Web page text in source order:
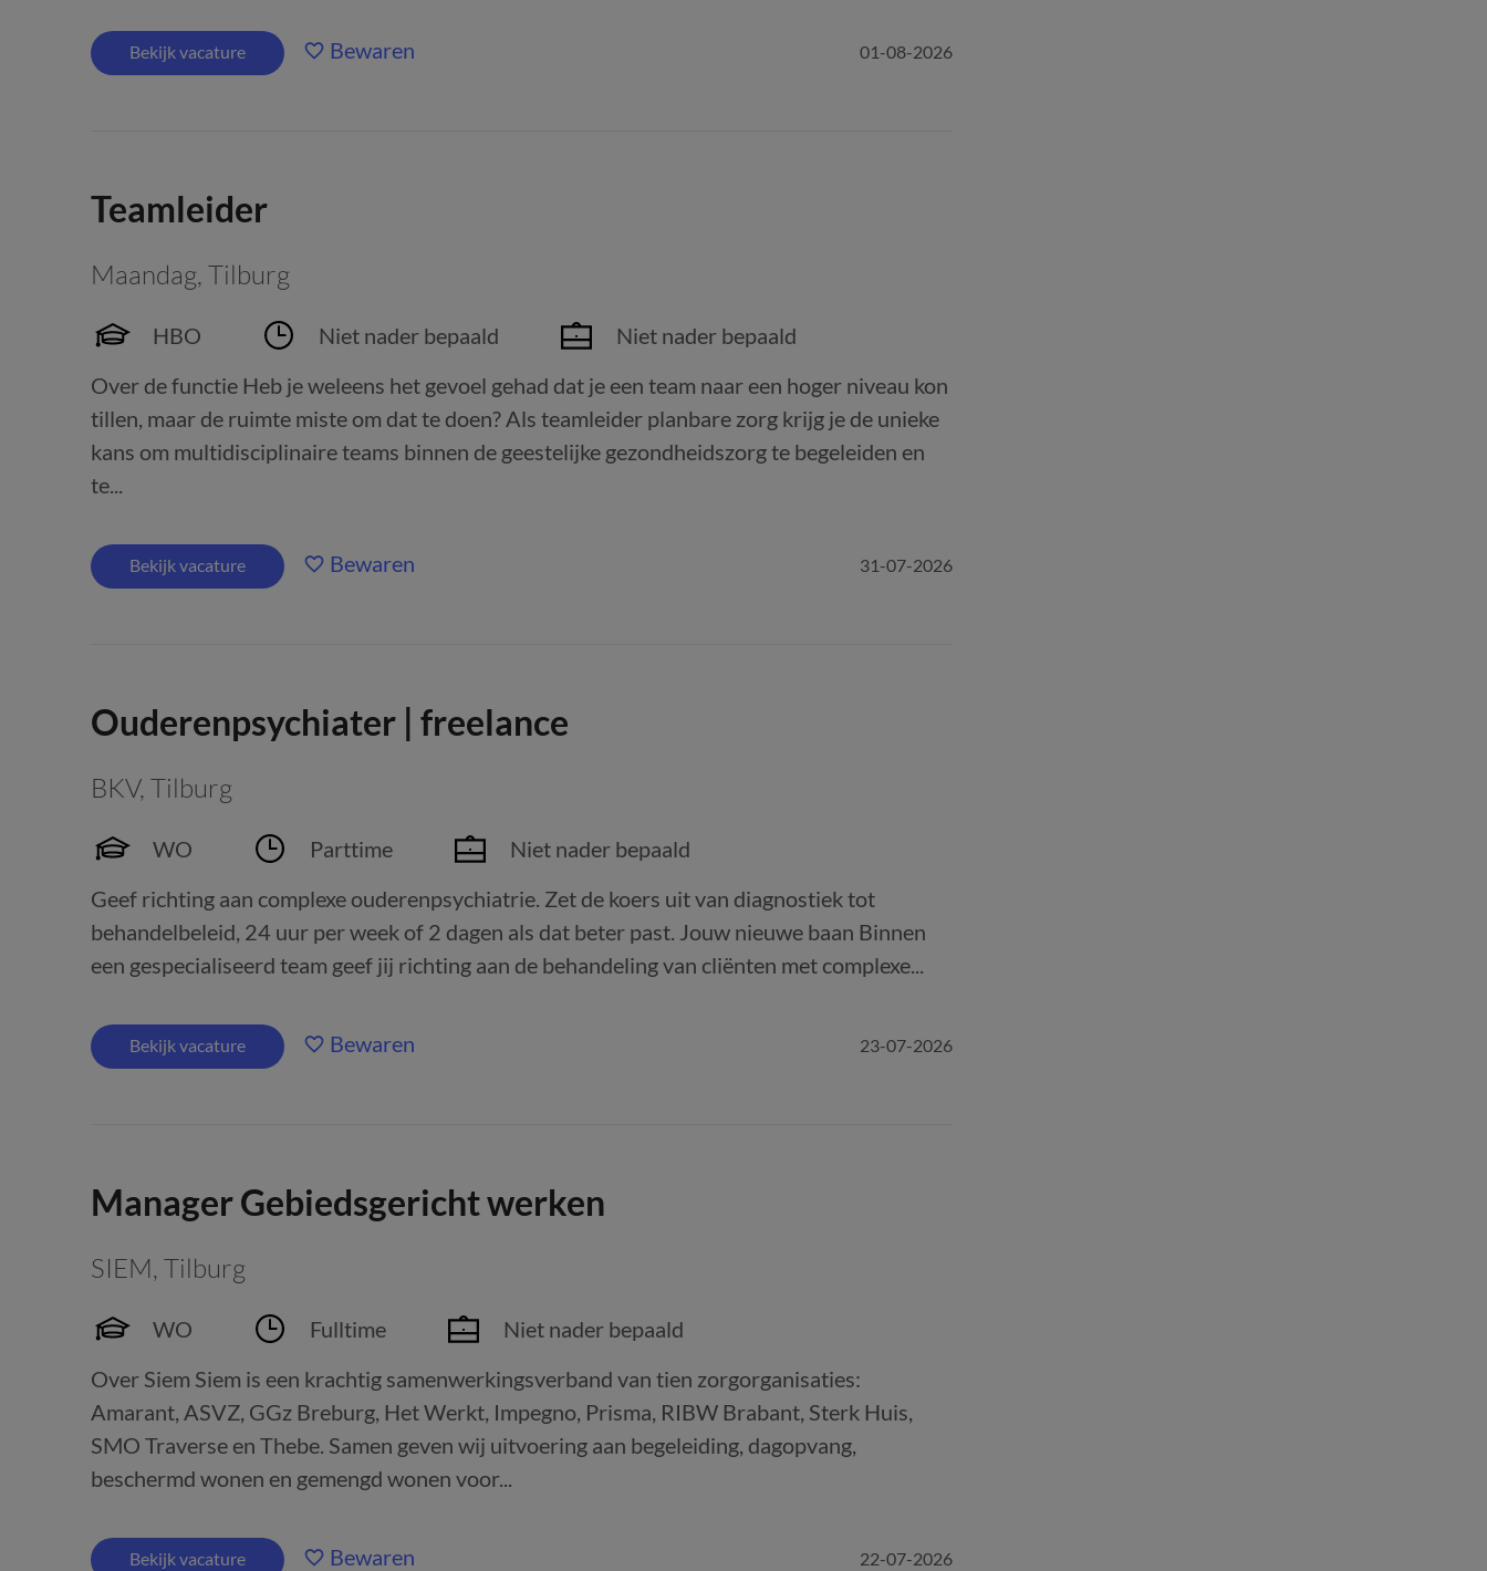
Bekijk vacature Bewaren 01-08-2026
Teamleider
Maandag, Tilburg
HBO Niet nader bepaald
Niet nader bepaald
Over de functie Heb je weleens het gevoel gehad dat je een team naar een hoger niveau kon
tillen, maar de ruimte miste om dat te doen? Als teamleider planbare zorg krijg je de unieke
kans om multidisciplinaire teams binnen de geestelijke gezondheidszorg te begeleiden en
te...
Bekijk vacature Bewaren 31-07-2026
Ouderenpsychiater | freelance
BKV, Tilburg
WO Parttime
Niet nader bepaald
Geef richting aan complexe ouderenpsychiatrie. Zet de koers uit van diagnostiek tot
behandelbeleid, 24 uur per week of 2 dagen als dat beter past. Jouw nieuwe baan Binnen
een gespecialiseerd team geef jij richting aan de behandeling van cliënten met complexe...
Bekijk vacature Bewaren 23-07-2026
Manager Gebiedsgericht werken
SIEM, Tilburg
WO Fulltime
Niet nader bepaald
Over Siem Siem is een krachtig samenwerkingsverband van tien zorgorganisaties:
Amarant, ASVZ, GGz Breburg, Het Werkt, Impegno, Prisma, RIBW Brabant, Sterk Huis,
SMO Traverse en Thebe. Samen geven wij uitvoering aan begeleiding, dagopvang,
beschermd wonen en gemengd wonen voor...
Bekijk vacature Bewaren 22-07-2026